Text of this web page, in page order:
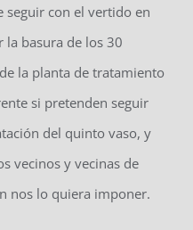
seguir con el vertido en
la basura de los 30
la planta de tratamiento
si pretenden seguir
del quinto vaso, y
vecinos y vecinas de
nos lo quiera imponer.